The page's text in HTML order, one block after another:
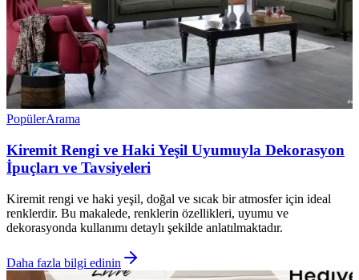
PopülerArama
Kiremit Rengi ve Haki Yeşil Uyumuyla Dekorasyon
İpuçları ve Tavsiyeleri
Kiremit rengi ve haki yeşil, doğal ve sıcak bir atmosfer için ideal
renklerdir. Bu makalede, renklerin özellikleri, uyumu ve
dekorasyonda kullanımı detaylı şekilde anlatılmaktadır.
Daha fazla bilgi edinin